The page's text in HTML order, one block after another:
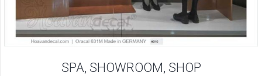
SPA, SHOWROOM, SHOP